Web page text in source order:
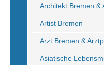
Architekt Bremen &
Artist Bremen
Arzt Bremen &
Asiatische